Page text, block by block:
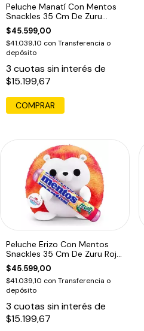
Peluche Manatí Con Mentos
Snackles 35 Cm De Zuru
Celeste Mentos
$45.599,00
$41.039,10 con Transferencia o
depósito
3 cuotas sin interés de
$15.199,67
Peluche Erizo Con Mentos
Snackles 35 Cm De Zuru Rojo
Mentos
$45.599,00
$41.039,10 con Transferencia o
depósito
3 cuotas sin interés de
$15.199,67